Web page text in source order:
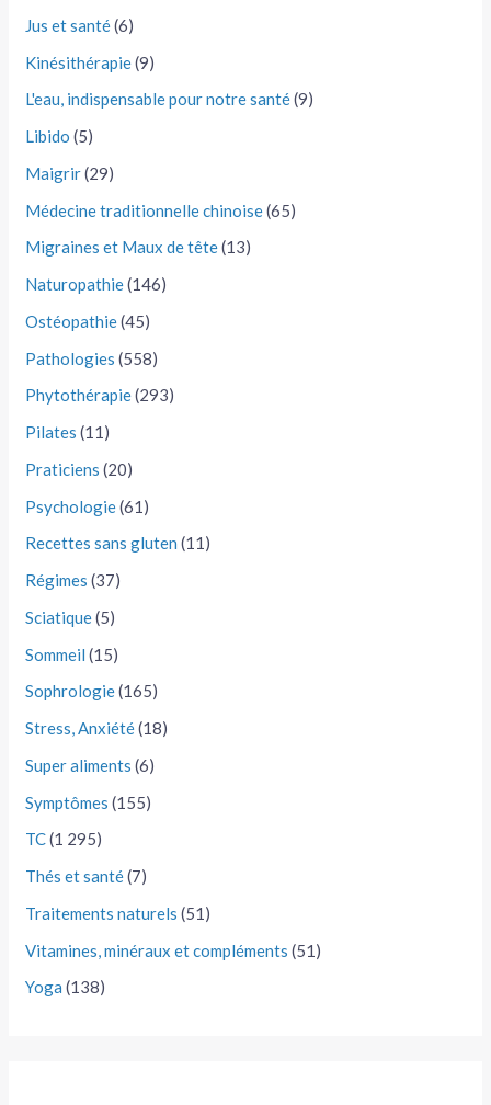
Jus et santé(6)
Kinésithérapie(9)
L'eau, indispensable pour notre santé(9)
Libido (5)
Maigrir(29)
Médecine traditionnelle chinoise(65)
Migraines et Maux de tête(13)
Naturopathie(146)
Ostéopathie(45)
Pathologies (558)
Phytothérapie(293)
Pilates (11)
Praticiens (20)
Psychologie(61)
Recettes sans gluten (11)
Régimes (37)
Sciatique(5)
Sommeil (15)
Sophrologie(165)
Stress, Anxiété(18)
Super aliments (6)
Symptômes (155)
TC(1 295)
Thés et santé(7)
Traitements naturels (51)
Vitamines, minéraux et compléments (51)
Yoga (138)